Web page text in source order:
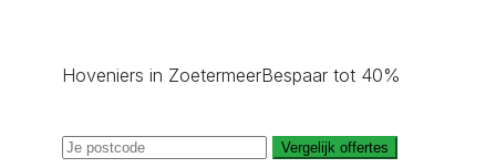
Hoveniers in ZoetermeerBespaar tot 40%
Vergelijk offertes